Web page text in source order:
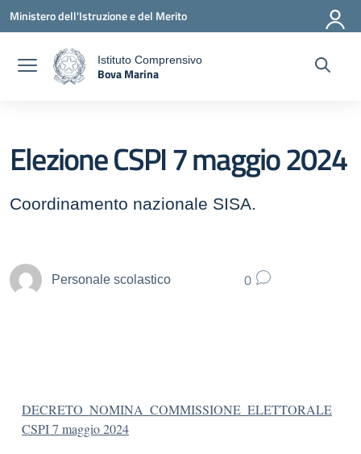
Vai ai contenuti
Vai al menu di navigazione
Vai al footer
Ministero dell'Istruzione e del Merito
Istituto Comprensivo
Bova Marina
Elezione CSPI 7 maggio 2024
Coordinamento nazionale SISA.
Personale scolastico 0
DECRETO_NOMINA_COMMISSIONE_ELETTORALE
CSPI 7 maggio 2024